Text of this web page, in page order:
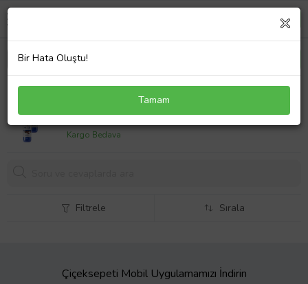
Avon Care Kakao Yağı İçeren El Kremi 75 Ml. Üçlü
329,90 TL
Kargo Bedava
Filtrele Sırala
Çiçeksepeti Mobil Uygulamamızı İndirin
Bir Hata Oluştu!
Tamam